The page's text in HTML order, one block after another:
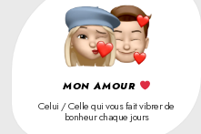
MON AMOUR
Celui / Celle qui vous fait vibrer de
bonheur chaque jours